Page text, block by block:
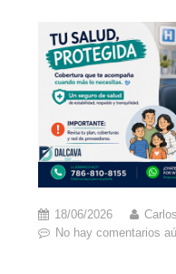
18/06/2026
No hay comentarios